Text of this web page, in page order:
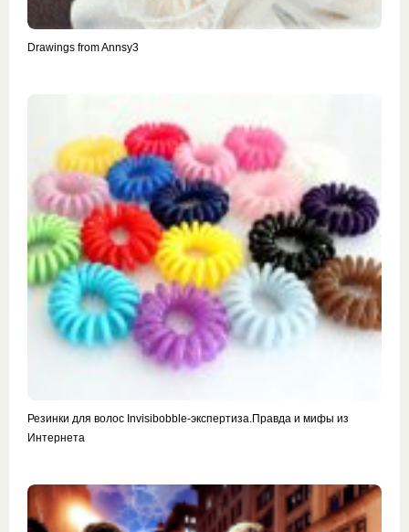
Drawings from Annsy3
Резинки для волос Invisibobble-экспертиза.Правда и мифы из
Интернета